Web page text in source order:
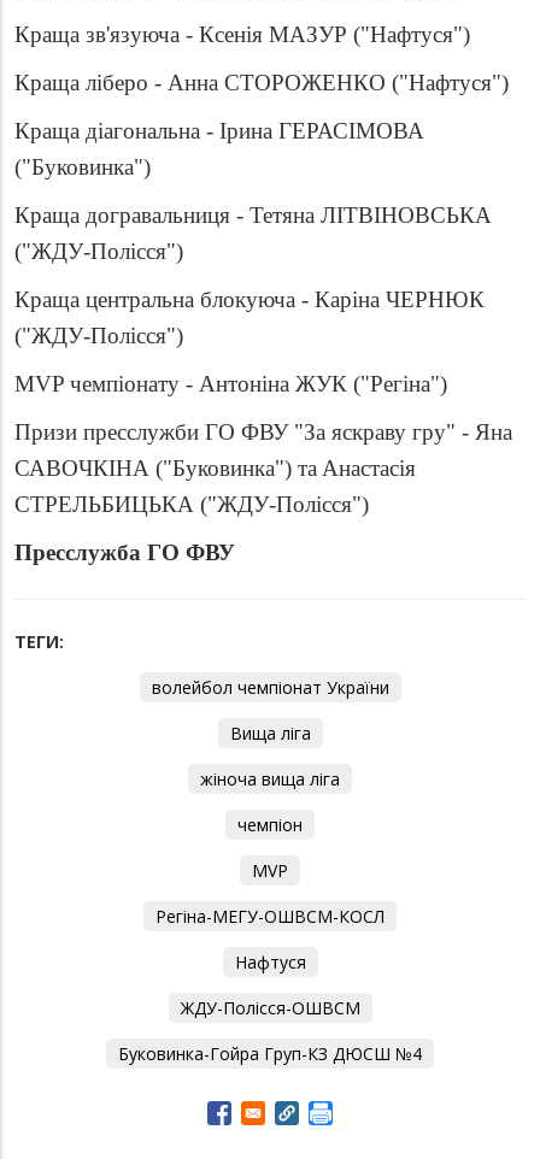
Краща зв'язуюча - Ксенія МАЗУР ("Нафтуся")
Краща ліберо - Анна СТОРОЖЕНКО ("Нафтуся")
Краща діагональна - Ірина ГЕРАСІМОВА
("Буковинка")
Краща догравальниця - Тетяна ЛІТВІНОВСЬКА
("ЖДУ-Полісся")
Краща центральна блокуюча - Каріна ЧЕРНЮК
("ЖДУ-Полісся")
MVP чемпіонату - Антоніна ЖУК ("Регіна")
Призи пресслужби ГО ФВУ "За яскраву гру" - Яна
САВОЧКІНА ("Буковинка") та Анастасія
СТРЕЛЬБИЦЬКА ("ЖДУ-Полісся")
Пресслужба ГО ФВУ
ТЕГИ:
волейбол чемпіонат України
Вища ліга
жіноча вища ліга
чемпіон
MVP
Регіна-МЕГУ-ОШВСМ-КОСЛ
Нафтуся
ЖДУ-Полісся-ОШВСМ
Буковинка-Гойра Груп-КЗ ДЮСШ №4